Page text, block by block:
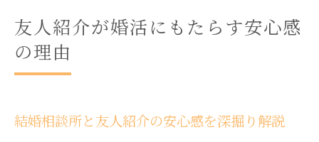
友人紹介が婚活にもたらす安心感
の理由
結婚相談所と友人紹介の安心感を深掘り解説